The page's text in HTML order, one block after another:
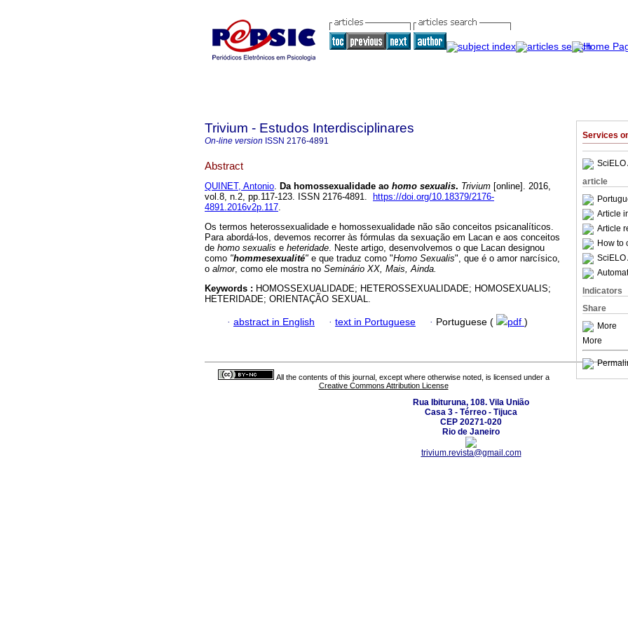
Services
SciELO
article
Article
Article
How to
SciELO
Indicators
Share
More
More
Trivium - Estudos Interdisciplinares
On-line version ISSN 2176-4891
Abstract
QUINET, Antonio. Da homossexualidade ao homo sexualis. Trivium [online]. 2016,
vol.8, n.2, pp.117-123. ISSN 2176-4891.
https://doi.org/10.18379/2176-
4891.2016v2p.117.
Os termos heterossexualidade e homossexualidade não são conceitos psicanalíticos.
Para abordá-los, devemos recorrer às fórmulas da sexuação em Lacan e aos conceitos
de homo sexualis e heteridade. Neste artigo, desenvolvemos o que Lacan designou
como "hommesexualité" e que traduz como "Homo Sexualis", que é o amor narcísico,
o almor, como ele mostra no Seminário XX, Mais, Ainda.
Keywords : HOMOSSEXUALIDADE; HETEROSSEXUALIDADE; HOMOSEXUALIS;
HETERIDADE; ORIENTAÇÃO SEXUAL.
· abstract in English · text in Portuguese · Portuguese ( pdf )
All the contents of this journal, except where otherwise noted, is licensed under a
Creative Commons Attribution License
Rua Ibituruna, 108. Vila União
Casa 3 - Térreo - Tijuca
CEP 20271-020
Rio de Janeiro
trivium.revista@gmail.com